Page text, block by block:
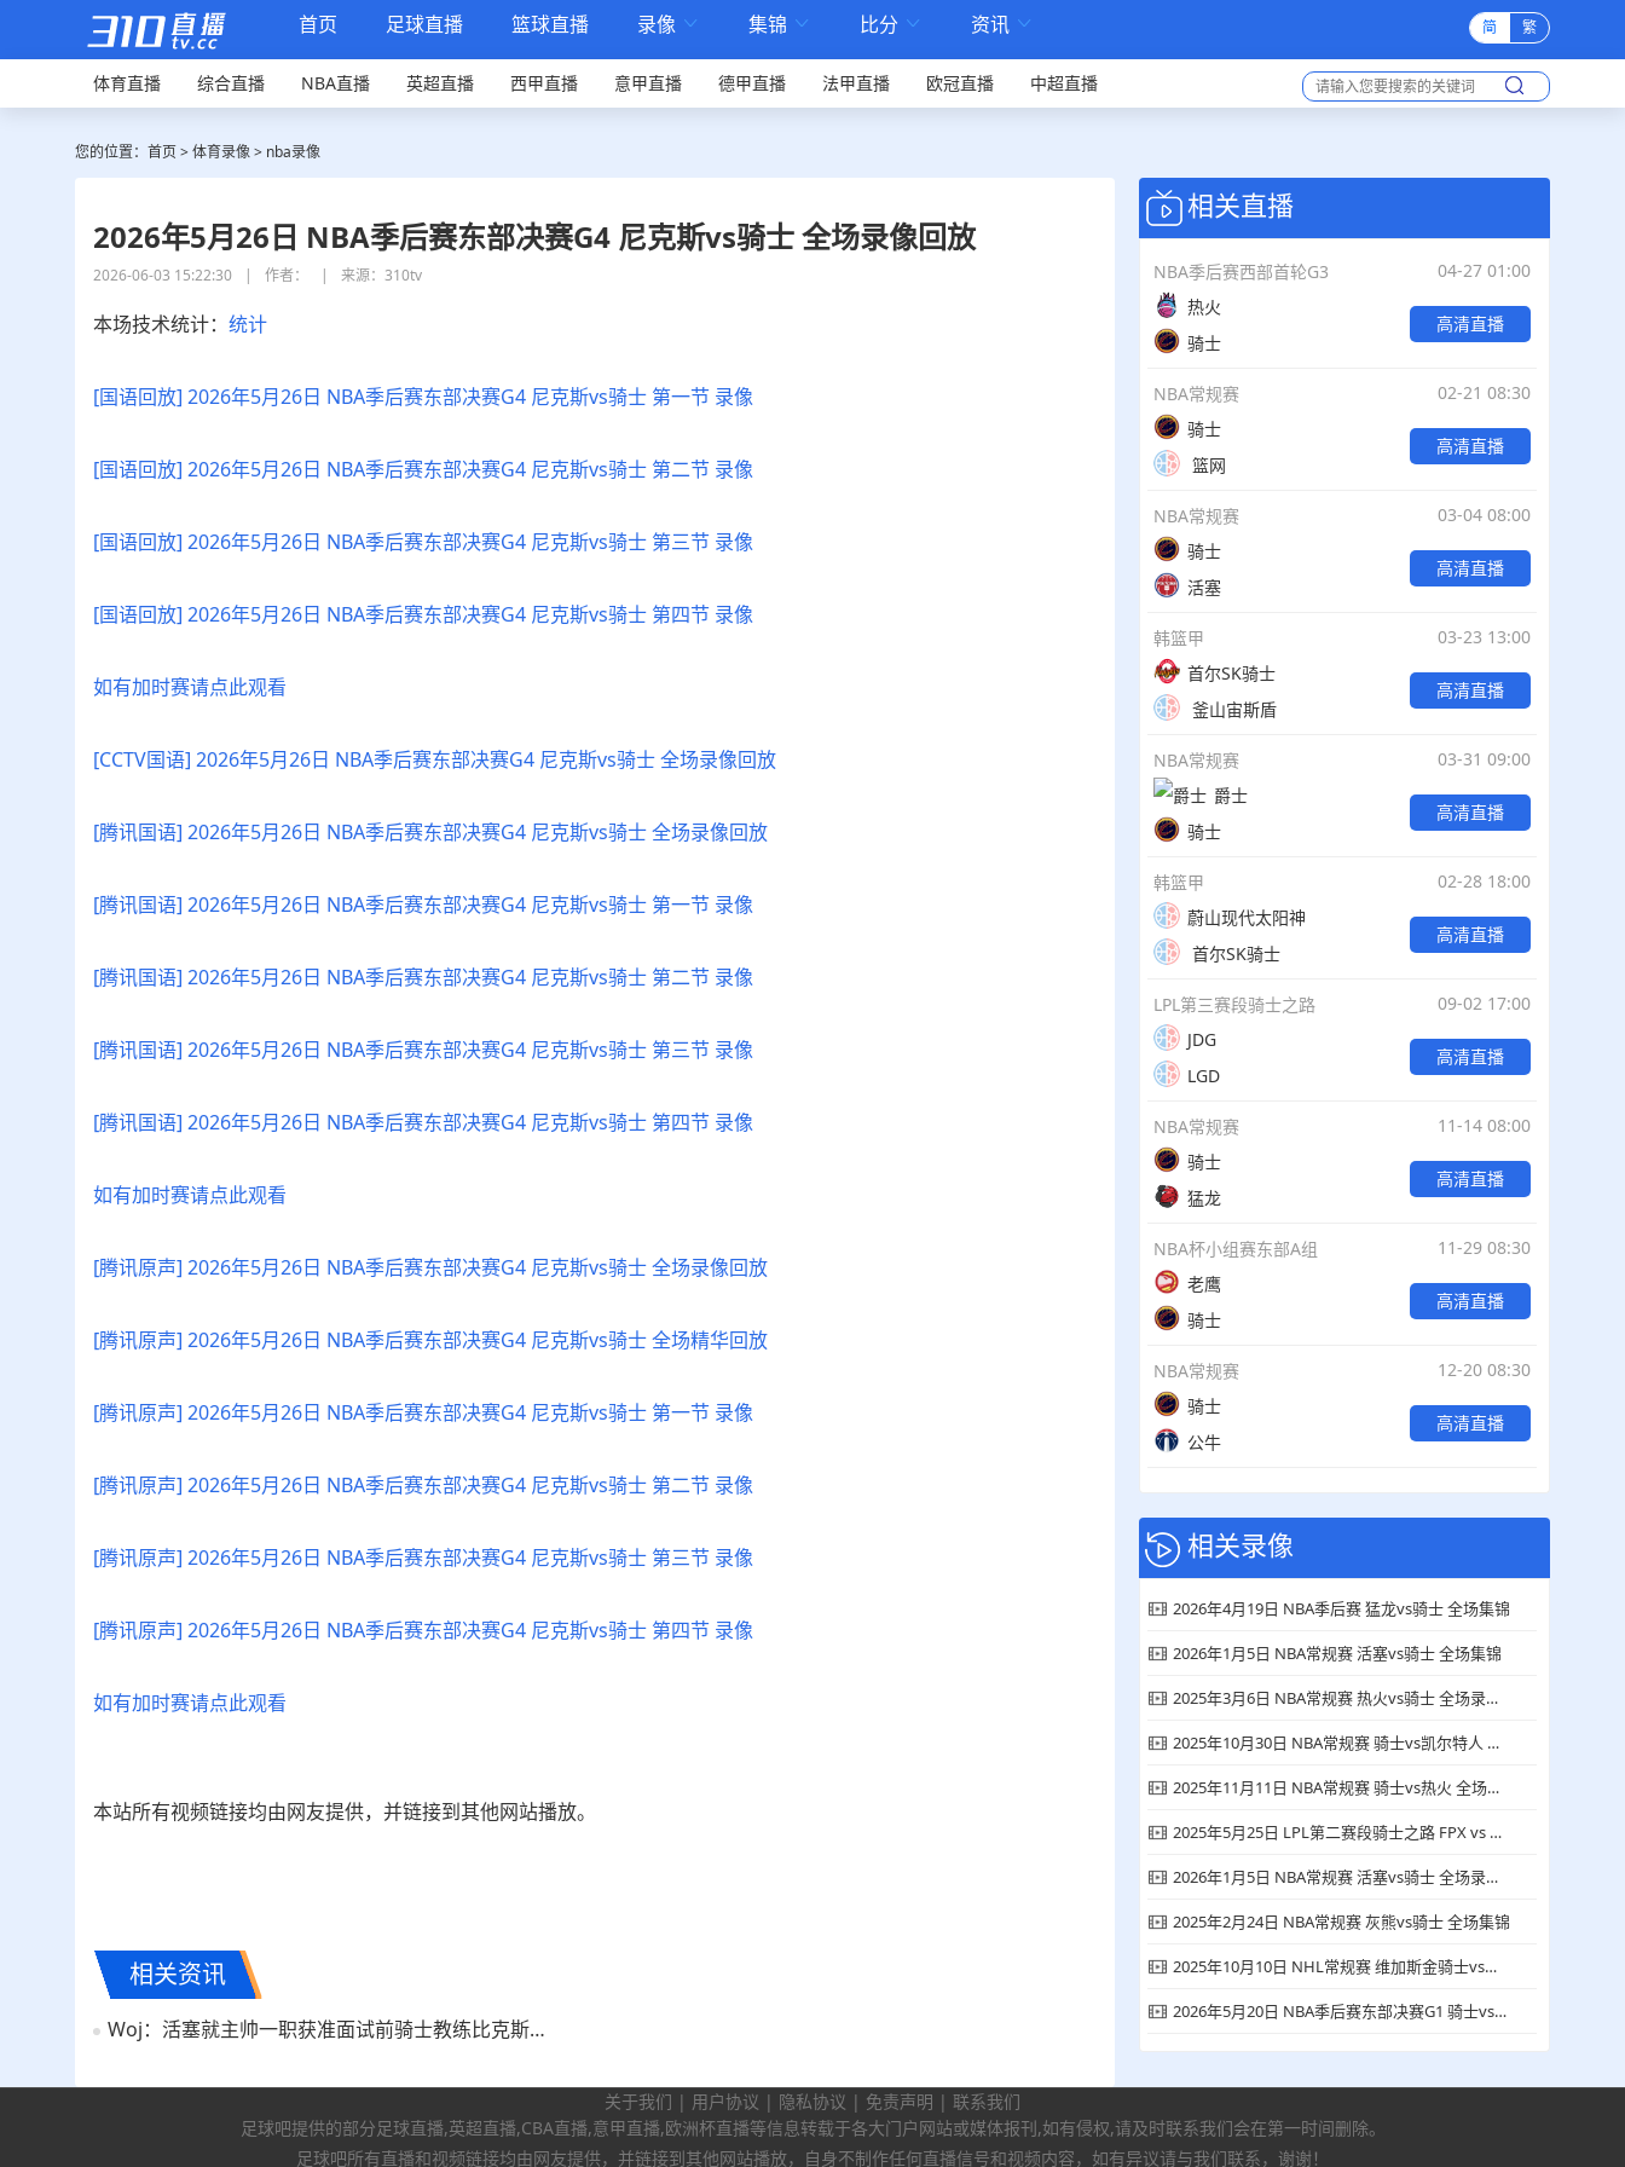
首页 足球直播 篮球直播 录像  集锦  比分  资讯  简 繁
体育直播 综合直播 NBA直播 英超直播 西甲直播 意甲直播 德甲直播 法甲直播 欧冠直播 中超直播
您的位置： 首页>体育录像> nba录像
2026年5月26日 NBA季后赛东部决赛G4 尼克斯vs骑士 全场录像回放
2026-06-03 15:22:30 | 作者： | 来源：310tv
本场技术统计： 统计
[国语回放] 2026年5月26日 NBA季后赛东部决赛G4 尼克斯vs骑士 第一节 录像
[国语回放] 2026年5月26日 NBA季后赛东部决赛G4 尼克斯vs骑士 第二节 录像
[国语回放] 2026年5月26日 NBA季后赛东部决赛G4 尼克斯vs骑士 第三节 录像
[国语回放] 2026年5月26日 NBA季后赛东部决赛G4 尼克斯vs骑士 第四节 录像
如有加时赛请点此观看
[CCTV国语] 2026年5月26日 NBA季后赛东部决赛G4 尼克斯vs骑士 全场录像回放
[腾讯国语] 2026年5月26日 NBA季后赛东部决赛G4 尼克斯vs骑士 全场录像回放
[腾讯国语] 2026年5月26日 NBA季后赛东部决赛G4 尼克斯vs骑士 第一节 录像
[腾讯国语] 2026年5月26日 NBA季后赛东部决赛G4 尼克斯vs骑士 第二节 录像
[腾讯国语] 2026年5月26日 NBA季后赛东部决赛G4 尼克斯vs骑士 第三节 录像
[腾讯国语] 2026年5月26日 NBA季后赛东部决赛G4 尼克斯vs骑士 第四节 录像
如有加时赛请点此观看
[腾讯原声] 2026年5月26日 NBA季后赛东部决赛G4 尼克斯vs骑士 全场录像回放
[腾讯原声] 2026年5月26日 NBA季后赛东部决赛G4 尼克斯vs骑士 全场精华回放
[腾讯原声] 2026年5月26日 NBA季后赛东部决赛G4 尼克斯vs骑士 第一节 录像
[腾讯原声] 2026年5月26日 NBA季后赛东部决赛G4 尼克斯vs骑士 第二节 录像
[腾讯原声] 2026年5月26日 NBA季后赛东部决赛G4 尼克斯vs骑士 第三节 录像
[腾讯原声] 2026年5月26日 NBA季后赛东部决赛G4 尼克斯vs骑士 第四节 录像
如有加时赛请点此观看
本站所有视频链接均由网友提供，并链接到其他网站播放。
相关资讯
Woj：活塞就主帅一职获准面试前骑士教练比克斯塔夫等三人！
相关直播
NBA季后赛西部首轮G3
04-27 01:00
热火
骑士
高清直播
NBA常规赛
02-21 08:30
骑士
篮网
高清直播
NBA常规赛
03-04 08:00
骑士
活塞
高清直播
韩篮甲
03-23 13:00
首尔SK骑士
釜山宙斯盾
高清直播
NBA常规赛
03-31 09:00
爵士
骑士
高清直播
韩篮甲
02-28 18:00
蔚山现代太阳神
首尔SK骑士
高清直播
LPL第三赛段骑士之路
09-02 17:00
JDG
LGD
高清直播
NBA常规赛
11-14 08:00
骑士
猛龙
高清直播
NBA杯小组赛东部A组
11-29 08:30
老鹰
骑士
高清直播
NBA常规赛
12-20 08:30
骑士
公牛
高清直播
相关录像
2026年4月19日 NBA季后赛 猛龙vs骑士 全场集锦
2026年1月5日 NBA常规赛 活塞vs骑士 全场集锦
2025年3月6日 NBA常规赛 热火vs骑士 全场录像回放
2025年10月30日 NBA常规赛 骑士vs凯尔特人 全场录像回放
2025年11月11日 NBA常规赛 骑士vs热火 全场集锦
2025年5月25日 LPL第二赛段骑士之路 FPX vs NIP 全场录像回放
2026年1月5日 NBA常规赛 活塞vs骑士 全场录像回放
2025年2月24日 NBA常规赛 灰熊vs骑士 全场集锦
2025年10月10日 NHL常规赛 维加斯金骑士vs圣何塞鲨鱼 全场录像回放
2026年5月20日 NBA季后赛东部决赛G1 骑士vs尼克斯 全场集锦
关于我们 | 用户协议 | 隐私协议 | 免责声明 | 联系我们
足球吧提供的部分足球直播,英超直播,CBA直播,意甲直播,欧洲杯直播等信息转载于各大门户网站或媒体报刊,如有侵权,请及时联系我们会在第一时间删除。
足球吧所有直播和视频链接均由网友提供，并链接到其他网站播放，自身不制作任何直播信号和视频内容，如有异议请与我们联系，谢谢！